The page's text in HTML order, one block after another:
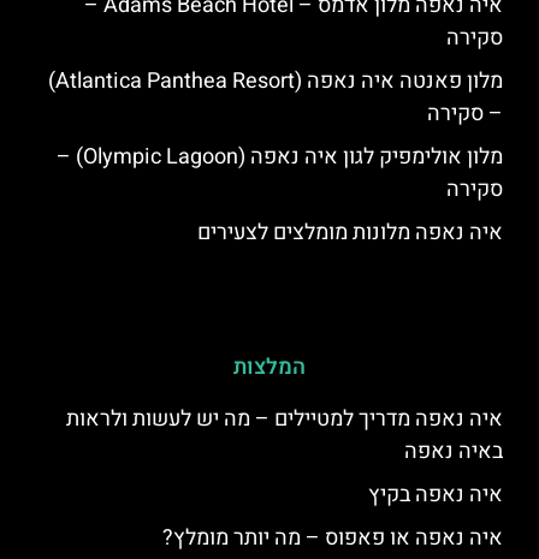
סקירה
מלון פאנטה איה נאפה (Atlantica Panthea Resort)
– סקירה
מלון אולימפיק לגון איה נאפה (Olympic Lagoon) –
סקירה
איה נאפה מלונות מומלצים לצעירים
המלצות
איה נאפה מדריך למטיילים – מה יש לעשות ולראות
באיה נאפה
איה נאפה בקיץ
איה נאפה או פאפוס – מה יותר מומלץ?